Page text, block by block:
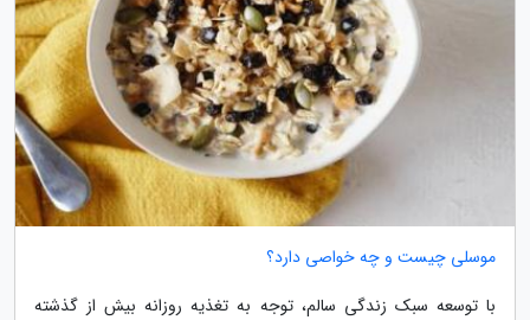
موسلی چیست و چه خواصی دارد؟
با توسعه سبک زندگی سالم، توجه به تغذیه روزانه بیش از گذشته